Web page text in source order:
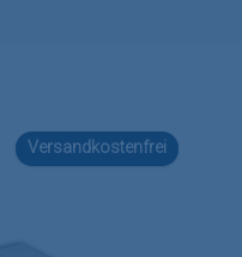
Versandkostenfrei